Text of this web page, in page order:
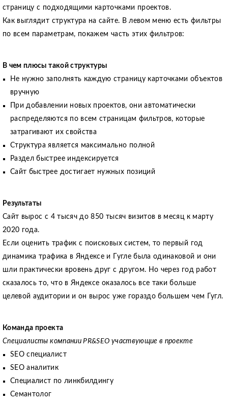
страницу с подходящими карточками проектов.
Как выглядит структура на сайте. В левом меню есть фильтры
по всем параметрам, покажем часть этих фильтров:
В чем плюсы такой структуры
Не нужно заполнять каждую страницу карточками объектов
вручную
При добавлении новых проектов, они автоматически
распределяются по всем страницам фильтров, которые
затрагивают их свойства
Структура является максимально полной
Раздел быстрее индексируется
Сайт быстрее достигает нужных позиций
Результаты
Сайт вырос с 4 тысяч до 850 тысяч визитов в месяц к марту
2020 года.
Если оценить трафик с поисковых систем, то первый год
динамика трафика в Яндексе и Гугле была одинаковой и они
шли практически вровень друг с другом. Но через год работ
сказалось то, что в Яндексе оказалось все таки больше
целевой аудитории и он вырос уже гораздо большем чем Гугл.
Команда проекта
Специалисты компании PR&SEO участвующие в проекте
SEO специалист
SEO аналитик
Специалист по линкбилдингу
Семантолог